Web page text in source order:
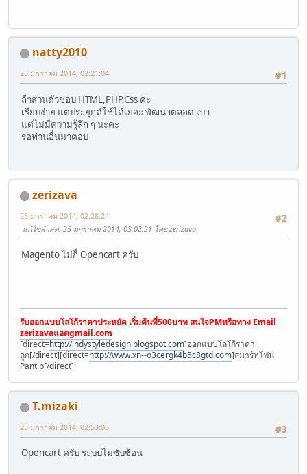
natty2010
#1
25 มกราคม 2014, 02:21:04
ถ้าส่วนตัวชอบ HTML,PHP,Css ค่ะ
เรียบง่าย แต่ประยุกต์ใช้ได้เยอะ พัฒนาตลอด เบา
แต่ไม่มีความรู้ลึก ๆ นะคะ
รอท่านอื่นมาตอบ
zerizava
#2
25 มกราคม 2014, 02:28:24
แก้ไขล่าสุด: 25 มกราคม 2014, 03:02:21 โดย zerizava
Magento ไม่ก็ Opencart ครับ
รับออกแบบโลโก้ราคาประหยัด เริ่มต้นที่500บาท สนใจPMหรือทาง Email
zerizavaแอดgmail.com
[direct=http://indystyledesign.blogspot.com]ออกแบบโลโก้ราคา
ถูก[/direct][direct=http://www.xn--o3cergk4b5c8gtd.com]สมาร์ทโฟน
Pantip[/direct]
T.mizaki
#3
25 มกราคม 2014, 02:53:06
Opencart ครับ ระบบไม่ซับซ้อน